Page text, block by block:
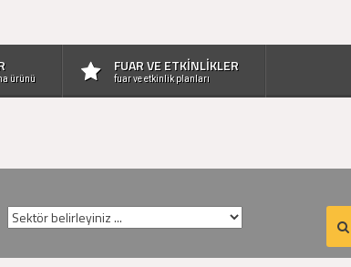
ürünü
FUAR VE ETKİNLİKLER
fuar ve etkinlik planları